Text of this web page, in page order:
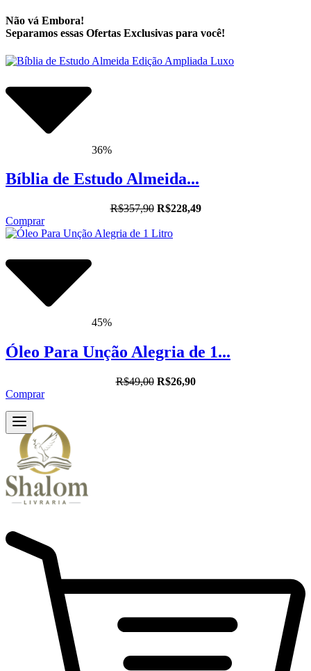
Não vá Embora!
Separamos essas Ofertas Exclusivas para você!
36%
Bíblia de Estudo Almeida...
R$357,90 R$228,49
Comprar
45%
Óleo Para Unção Alegria de 1...
R$49,00 R$26,90
Comprar